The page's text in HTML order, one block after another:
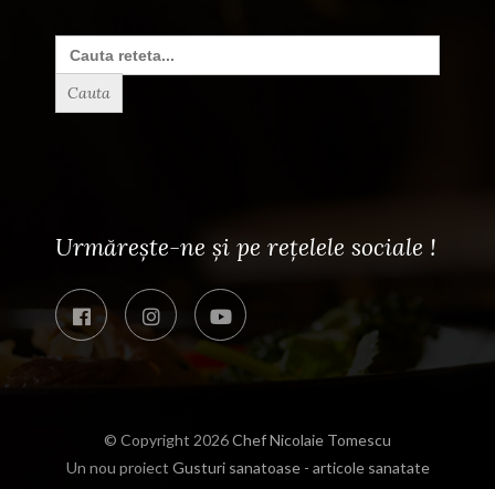
Search
for:
Urmărește-ne și pe rețelele sociale !
© Copyright 2026Chef Nicolaie Tomescu
Un nou proiect Gusturi sanatoase - articole sanatate